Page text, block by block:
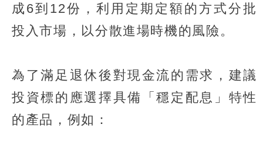
成6到12份，利用定期定額的方式分批
投入市場，以分散進場時機的風險。
為了滿足退休後對現金流的需求，建議
投資標的應選擇具備「穩定配息」特性
的產品，例如：